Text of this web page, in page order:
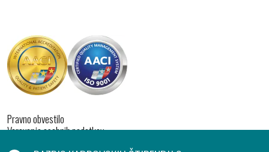
Pravno obvestilo
Varovanje osebnih podatkov